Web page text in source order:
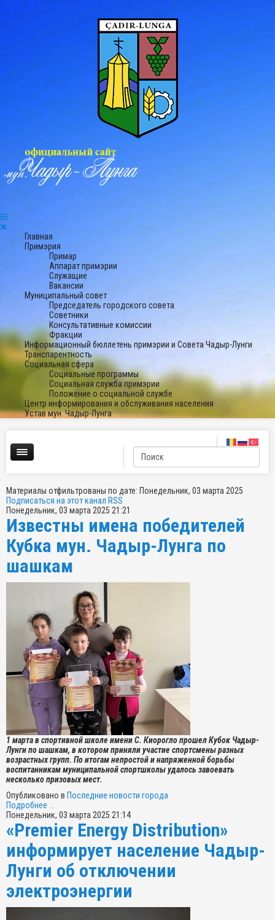
Главная
Примэрия
Примар
Аппарат примэрии
Служащие
Вакансии
Муниципальный совет
Председатель городского совета
Советники
Консультативные комиссии
Фракции
Информационный бюллетень примэрии и Совета Чадыр-Лунги
Транспарентность
Социальная сфера
Социальные программы
Социальная служба примэрии
Положение о социальной службе
Центр информирования и обслуживания населения
Устав мун. Чадыр-Лунга
Материалы отфильтрованы по дате: Понедельник, 03 марта 2025
Подписаться на этот канал RSS
Понедельник, 03 марта 2025 21:21
Известны имена победителей
Кубка мун. Чадыр-Лунга по
шашкам
1 марта в спортивной школе имени С. Киорогло прошел Кубок Чадыр-
Лунги по шашкам, в котором приняли участие спортсмены разных
возрастных групп. По итогам непростой и напряженной борьбы
воспитанникам муниципальной спортшколы удалось завоевать
несколько призовых мест.
Опубликовано в Последние новости города
Подробнее ...
Понедельник, 03 марта 2025 21:14
«Premier Energy Distribution»
информирует население Чадыр-
Лунги об отключении
электроэнергии